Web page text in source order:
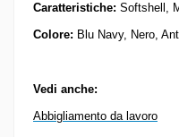
Caratteristiche: Softshell,
Colore: Blu Navy, Nero,
Vedi anche:
Abbigliamento da lavoro